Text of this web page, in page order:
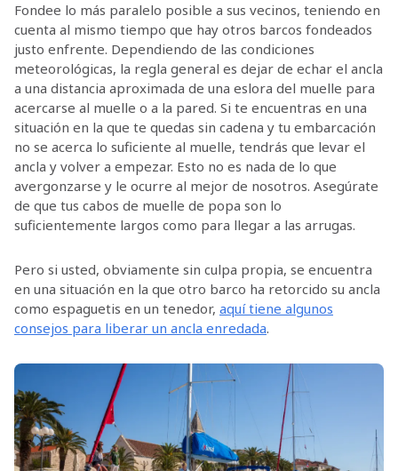
Fondee lo más paralelo posible a sus vecinos, teniendo en
cuenta al mismo tiempo que hay otros barcos fondeados
justo enfrente. Dependiendo de las condiciones
meteorológicas, la regla general es dejar de echar el ancla
a una distancia aproximada de una eslora del muelle para
acercarse al muelle o a la pared. Si te encuentras en una
situación en la que te quedas sin cadena y tu embarcación
no se acerca lo suficiente al muelle, tendrás que levar el
ancla y volver a empezar. Esto no es nada de lo que
avergonzarse y le ocurre al mejor de nosotros. Asegúrate
de que tus cabos de muelle de popa son lo
suficientemente largos como para llegar a las arrugas.
Pero si usted, obviamente sin culpa propia, se encuentra
en una situación en la que otro barco ha retorcido su ancla
como espaguetis en un tenedor, aquí tiene algunos
consejos para liberar un ancla enredada.